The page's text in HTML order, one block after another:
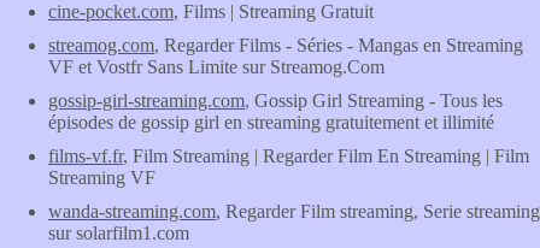
cine-pocket.com, Films | Streaming Gratuit
streamog.com, Regarder Films - Séries - Mangas en Streaming
VF et Vostfr Sans Limite sur Streamog.Com
gossip-girl-streaming.com, Gossip Girl Streaming - Tous les
épisodes de gossip girl en streaming gratuitement et illimité
films-vf.fr, Film Streaming | Regarder Film En Streaming | Film
Streaming VF
wanda-streaming.com, Regarder Film streaming, Serie streaming
sur solarfilm1.com